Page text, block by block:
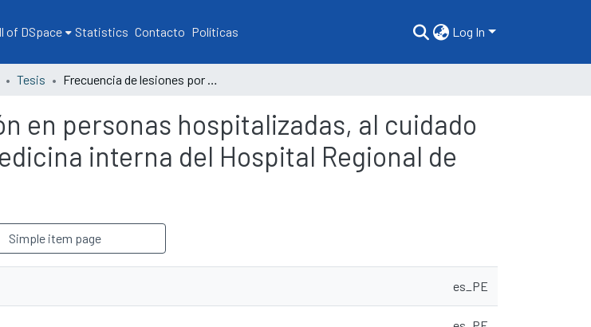
of DSpace Statistics Contacto Políticas Log In
Tesis Frecuencia de lesiones por presión en personas hospitalizadas, al cuidado de enfermería en el servicio de medicina interna del Hospital Regional de Tumbes, 2024.
en personas hospitalizadas, al cuidado
interna del Hospital Regional de
Simple item page
es_PE